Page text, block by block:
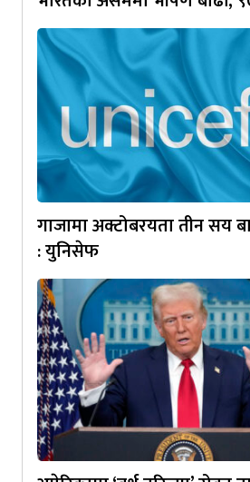
गाजामा अक्टोबरयता तीन सय
: युनिसेफ